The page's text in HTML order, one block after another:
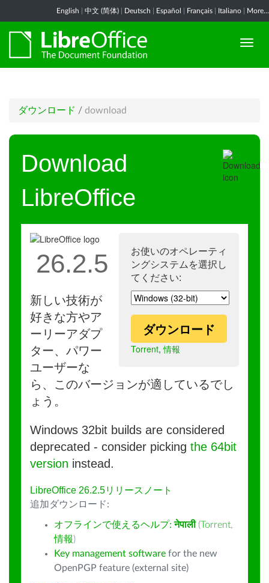
English 中文 (简体) Deutsch Español Français Italiano More...
ダウンロード / download
Download
LibreOffice
お使いのオペレーティ
ングシステムを選択し
てください:
ダウンロード
Torrent,情報
26.2.5
新しい技術が
好きな方やア
ーリーアダプ
ター、パワー
ユーザーな
ら、このバージョンが適しているでし
ょう。
Windows 32bit builds are considered
deprecated - consider picking the 64bit
version instead.
LibreOffice 26.2.5リリースノート
追加ダウンロード:
オフラインで使えるヘルプ:नेपाली (Torrent,
情報)
Key management software for the new
OpenPGP feature (external site)